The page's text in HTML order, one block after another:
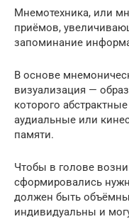
Мнемотехника, или
приёмов,
запоминание
В основе
визуализация —
которого
аудиальные или
памяти.
Чтобы в голове
сформировались
должен быть
индивидуальны и